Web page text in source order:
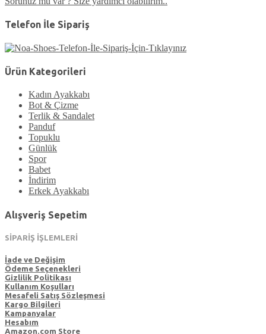
Telefon İle Sipariş
Ürün Kategorileri
Kadın Ayakkabı
Bot & Çizme
Terlik & Sandalet
Panduf
Topuklu
Günlük
Spor
Babet
İndirim
Erkek Ayakkabı
Alışveriş Sepetim
SİPARİŞ İŞLEMLERİ
İade ve Değişim
Ödeme Seçenekleri
Gizlilik Politikası
Kullanım Koşulları
Mesafeli Satış Sözleşmesi
Kargo Bilgileri
Kampanyalar
Hesabım
Amazon.com Store